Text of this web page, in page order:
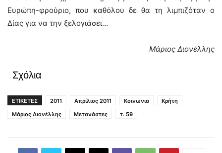
Ευρώπη-φρούριο, που καθόλου δε θα τη λιμπιζόταν ο
Δίας για να την ξελογιάσει…
Μάριος Διονέλλης
Σχόλια
ΕΤΙΚΕΤΕΣ 2011 Απρίλιος 2011 Κοινωνια
Κρήτη
Μάριος Διονέλλης
Μετανάστες τ. 59